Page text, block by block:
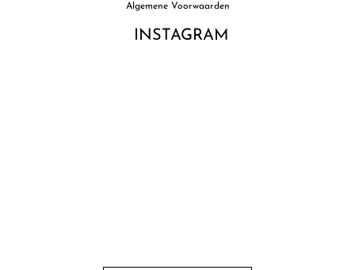
Algemene Voorwaarden
INSTAGRAM